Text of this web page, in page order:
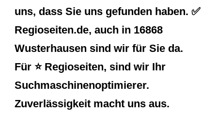
uns, dass Sie uns gefunden haben. ✅
Regioseiten.de, auch in 16868
Wusterhausen sind wir für Sie da.
Für ⭐ Regioseiten, sind wir Ihr
Suchmaschinenoptimierer.
Zuverlässigkeit macht uns aus.